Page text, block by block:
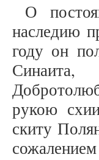
О
наследию
году он
Синаита,
рукою
скиту